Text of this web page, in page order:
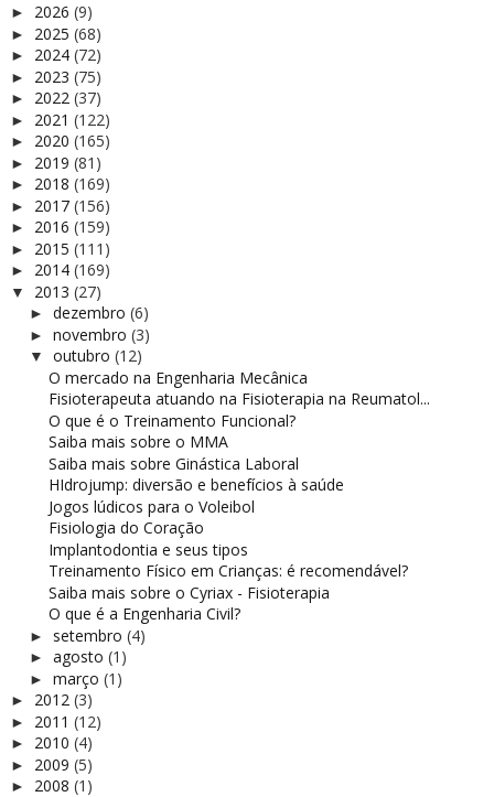
► 2026 (9)
► 2025 (68)
► 2024 (72)
► 2023 (75)
► 2022 (37)
► 2021 (122)
► 2020 (165)
► 2019 (81)
► 2018 (169)
► 2017 (156)
► 2016 (159)
► 2015 (111)
► 2014 (169)
▼ 2013 (27)
► dezembro (6)
► novembro (3)
▼ outubro (12)
O mercado na Engenharia Mecânica
Fisioterapeuta atuando na Fisioterapia na Reumatol...
O que é o Treinamento Funcional?
Saiba mais sobre o MMA
Saiba mais sobre Ginástica Laboral
HIdrojump: diversão e benefícios à saúde
Jogos lúdicos para o Voleibol
Fisiologia do Coração
Implantodontia e seus tipos
Treinamento Físico em Crianças: é recomendável?
Saiba mais sobre o Cyriax - Fisioterapia
O que é a Engenharia Civil?
► setembro (4)
► agosto (1)
► março (1)
► 2012 (3)
► 2011 (12)
► 2010 (4)
► 2009 (5)
► 2008 (1)